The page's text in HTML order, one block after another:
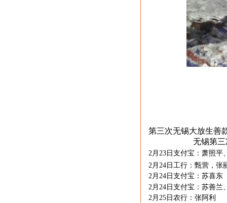
第三次无锡大放生善
无锡第
2月 23 日支付宝：萧照平
2月 24 日工行：甄营，张
2月 24 日支付宝：苏喜东
2月 24 日支付宝：苏善兰
2月 25 日农行：张阿利